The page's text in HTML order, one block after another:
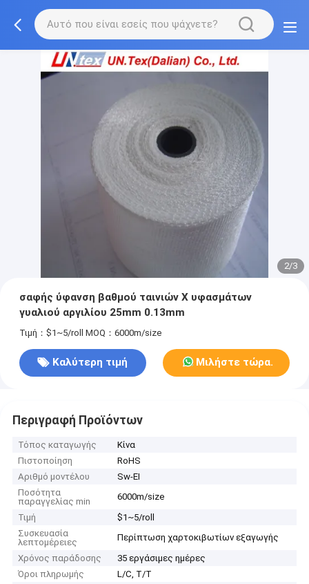
2/3
σαφής ύφανση βαθμού ταινιών Χ υφασμάτων
γυαλιού αργιλίου 25mm 0.13mm
Τιμή：$1~5/roll MOQ：6000m/size
Καλύτερη τιμή Μιλήστε τώρα.
Περιγραφή Προϊόντων
Τόπος καταγωγής
Κίνα
Πιστοποίηση
RoHS
Αριθμό μοντέλου
Sw-EI
Ποσότητα
παραγγελίας min
6000m/size
Τιμή
$1~5/roll
Συσκευασία
λεπτομέρειες
Περίπτωση χαρτοκιβωτίων εξαγωγής
Χρόνος παράδοσης
35 εργάσιμες ημέρες
Όροι πληρωμής
L/C, T/T